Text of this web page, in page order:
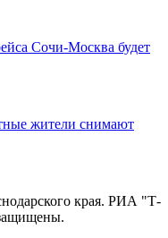
Сочи-Москва будет
жители снимают
края. РИА "Т-